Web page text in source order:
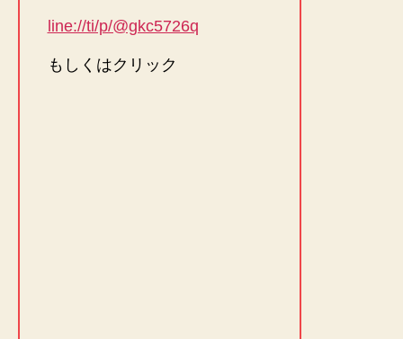
line://ti/p/@gkc5726q
もしくはクリック